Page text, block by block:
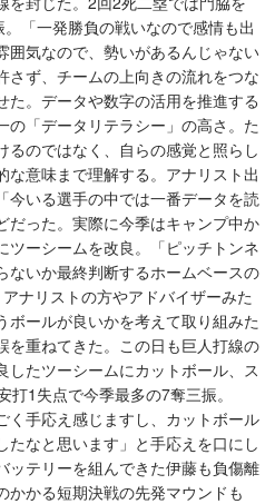
「一発勝負の戦いなので感情も出
囲気なので、勢いがあるんじゃない
さず、チームの上向きの流れをつな
た。データや数字の活用を推進する
の「データリテラシー」の高さ。た
るのではなく、自らの感覚と照らし
な意味まで理解する。アナリスト出
今いる選手の中では一番データを読
だった。実際に今季はキャンプ中か
ツーシームを改良。「ピッチトンネ
ないか最終判断するホームベースの
ナリストの方やアドバイザーみた
ボールが良いかを考えて取り組みた
を重ねてきた。この日も巨人打線の
したツーシームにカットボール、ス
1失点で今季最多の7奪三振。
く手応え感じますし、カットボール
たなと思います」と手応えを口にし
ッテリーを組んできた伊藤も負傷離
かかる短期決戦の先発マウンドも